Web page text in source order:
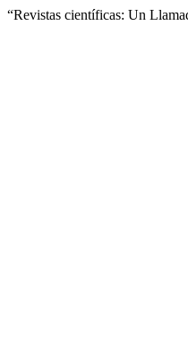
“Revistas científicas: Un